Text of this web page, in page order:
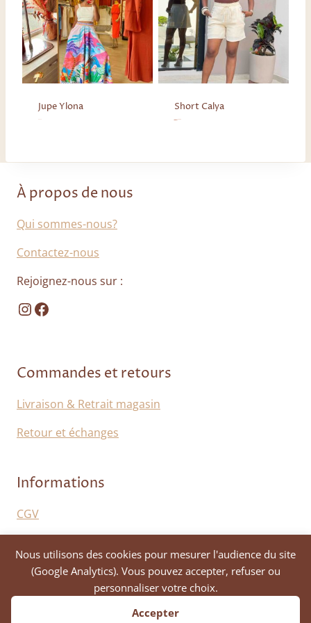
Nous utilisons des cookies pour mesurer l'audience du site
(Google Analytics). Vous pouvez accepter, refuser ou
personnaliser votre choix.
Accepter
Jupe Ylona Short Calya
À propos de nous
Qui sommes-nous?
Contactez-nous
Rejoignez-nous sur :
Instagram
Facebook
Commandes et retours
Livraison & Retrait magasin
Retour et échanges
Informations
CGV
Politique de confidentialité